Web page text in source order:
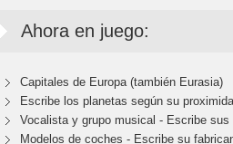
Ahora en juego:
Capitales de Europa (también Eurasia)
Escribe los planetas según su
Vocalista y grupo musical - Escribe sus
Modelos de coches - Escribe su